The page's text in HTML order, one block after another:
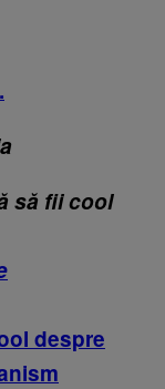
să fii cool
despre